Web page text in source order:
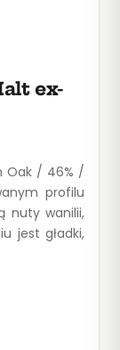
ex-
Oak / 46% /
profilu
nuty wanilii,
jest gładki,